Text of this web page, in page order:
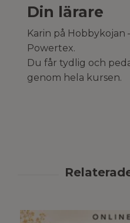
Din lärare
Karin på Hobbykojan
Powertex.
Du får tydlig och
genom hela kursen.